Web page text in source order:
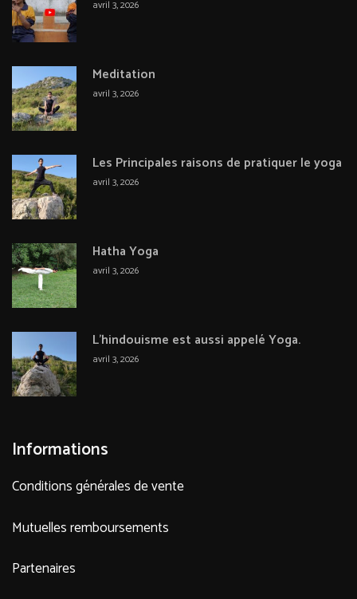
avril 3, 2026
Meditation
avril 3, 2026
Les Principales raisons de pratiquer le yoga
avril 3, 2026
Hatha Yoga
avril 3, 2026
L’hindouisme est aussi appelé Yoga.
avril 3, 2026
Informations
Conditions générales de vente
Mutuelles remboursements
Partenaires